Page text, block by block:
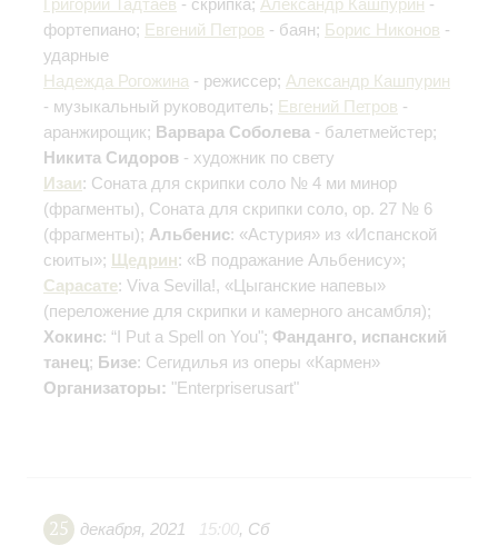
фортепиано; Евгений Петров - баян; Борис Никонов -
ударные
Надежда Рогожина - режиссер; Александр Кашпурин
- музыкальный руководитель; Евгений Петров -
аранжирощик; Варвара Соболева - балетмейстер;
Никита Сидоров - художник по свету
Изаи: Соната для скрипки соло № 4 ми минор
(фрагменты), Соната для скрипки соло, op. 27 № 6
(фрагменты); Альбенис: «Астурия» из «Испанской
сюиты»; Щедрин: «В подражание Альбенису»;
Сарасате: Viva Sevilla!, «Цыганские напевы»
(переложение для скрипки и камерного ансамбля);
Хокинс: “I Put a Spell on You"; Фанданго, испанский
танец; Бизе: Сегидилья из оперы «Кармен»
Организаторы: "Enterpriserusart"
25 декабря, 2021 15:00, Сб